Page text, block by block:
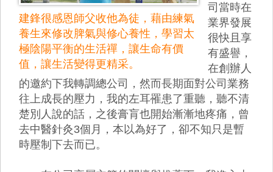
建鋒很感恩師父收他為徒，藉由練氣
養生來修改脾氣與修心養性，學習太
極陰陽平衡的生活禪，讓生命有價
值，讓生活變得更精采。
司當時在
業界發展
很快且享
有盛譽，
在創辦人
的邀約下我轉調總公司，然而長期面對公司業務
往上成長的壓力，我的左耳罹患了重聽，聽不清
楚別人說的話，之後膏肓也開始漸漸地疼痛，曾
去中醫針灸3個月，本以為好了，卻不知只是暫
時壓制下去而已。